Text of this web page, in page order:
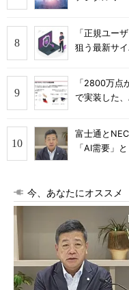
「正規ユー
狙う最新サイ
「2800万
で実装した
富士通と
「AI需要」
今、あなたにオススメ